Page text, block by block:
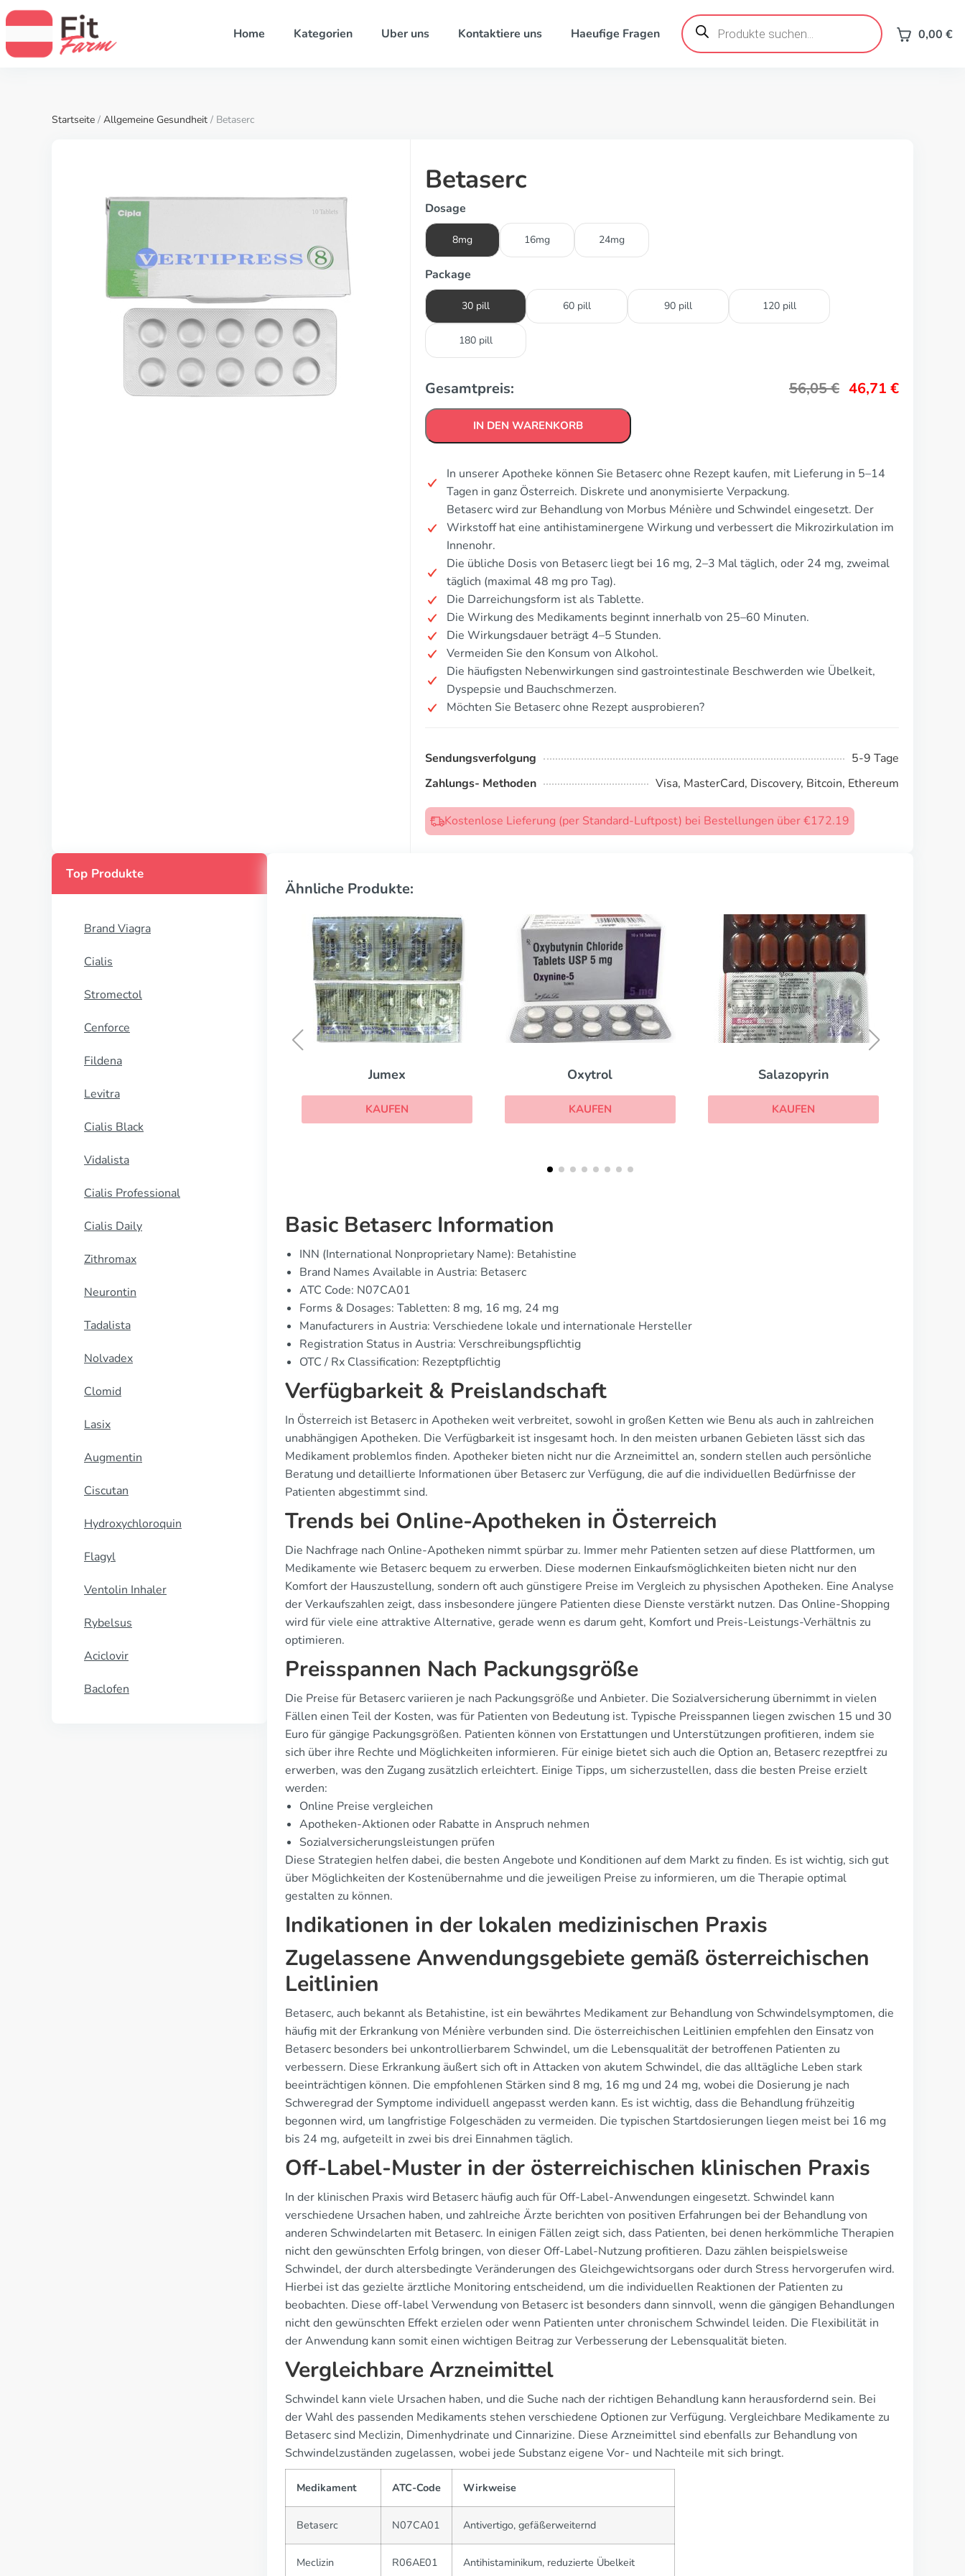
Home Kategorien Uber uns Kontaktiere uns Haeufige Fragen
Products
search 0,00 €
Startseite / Allgemeine Gesundheit / Betaserc
Betaserc
Dosage
8mg 16mg 24mg
Package
30 pill 60 pill 90 pill 120 pill
180 pill
Gesamtpreis: 56,05€ 46,71 €
IN DEN WARENKORB
In unserer Apotheke können Sie Betaserc ohne Rezept kaufen, mit Lieferung in 5–14
Tagen in ganz Österreich. Diskrete und anonymisierte Verpackung.
Betaserc wird zur Behandlung von Morbus Ménière und Schwindel eingesetzt. Der
Wirkstoff hat eine antihistaminergene Wirkung und verbessert die Mikrozirkulation im
Innenohr.
Die übliche Dosis von Betaserc liegt bei 16 mg, 2–3 Mal täglich, oder 24 mg, zweimal
täglich (maximal 48 mg pro Tag).
Die Darreichungsform ist als Tablette.
Die Wirkung des Medikaments beginnt innerhalb von 25–60 Minuten.
Die Wirkungsdauer beträgt 4–5 Stunden.
Vermeiden Sie den Konsum von Alkohol.
Die häufigsten Nebenwirkungen sind gastrointestinale Beschwerden wie Übelkeit,
Dyspepsie und Bauchschmerzen.
Möchten Sie Betaserc ohne Rezept ausprobieren?
Sendungsverfolgung
5-9 Tage
Zahlungs- Methoden
Visa, MasterCard, Discovery, Bitcoin, Ethereum
Kostenlose Lieferung (per Standard-Luftpost) bei Bestellungen über €172.19
Top Produkte
Brand Viagra
Cialis
Stromectol
Cenforce
Fildena
Levitra
Cialis Black
Vidalista
Cialis Professional
Cialis Daily
Zithromax
Neurontin
Tadalista
Nolvadex
Clomid
Lasix
Augmentin
Ciscutan
Hydroxychloroquin
Flagyl
Ventolin Inhaler
Rybelsus
Aciclovir
Baclofen
Ähnliche Produkte:
Oxytrol
KAUFEN
Salazopyrin
KAUFEN
Aricept
KAUFEN
Basic Betaserc Information
INN (International Nonproprietary Name): Betahistine
Brand Names Available in Austria: Betaserc
ATC Code: N07CA01
Forms & Dosages: Tabletten: 8 mg, 16 mg, 24 mg
Manufacturers in Austria: Verschiedene lokale und internationale Hersteller
Registration Status in Austria: Verschreibungspflichtig
OTC / Rx Classification: Rezeptpflichtig
Verfügbarkeit & Preislandschaft
In Österreich ist Betaserc in Apotheken weit verbreitet, sowohl in großen Ketten wie Benu als auch in zahlreichen
unabhängigen Apotheken. Die Verfügbarkeit ist insgesamt hoch. In den meisten urbanen Gebieten lässt sich das
Medikament problemlos finden. Apotheker bieten nicht nur die Arzneimittel an, sondern stellen auch persönliche
Beratung und detaillierte Informationen über Betaserc zur Verfügung, die auf die individuellen Bedürfnisse der
Patienten abgestimmt sind.
Trends bei Online-Apotheken in Österreich
Die Nachfrage nach Online-Apotheken nimmt spürbar zu. Immer mehr Patienten setzen auf diese Plattformen, um
Medikamente wie Betaserc bequem zu erwerben. Diese modernen Einkaufsmöglichkeiten bieten nicht nur den
Komfort der Hauszustellung, sondern oft auch günstigere Preise im Vergleich zu physischen Apotheken. Eine Analyse
der Verkaufszahlen zeigt, dass insbesondere jüngere Patienten diese Dienste verstärkt nutzen. Das Online-Shopping
wird für viele eine attraktive Alternative, gerade wenn es darum geht, Komfort und Preis-Leistungs-Verhältnis zu
optimieren.
Preisspannen Nach Packungsgröße
Die Preise für Betaserc variieren je nach Packungsgröße und Anbieter. Die Sozialversicherung übernimmt in vielen
Fällen einen Teil der Kosten, was für Patienten von Bedeutung ist. Typische Preisspannen liegen zwischen 15 und 30
Euro für gängige Packungsgrößen. Patienten können von Erstattungen und Unterstützungen profitieren, indem sie
sich über ihre Rechte und Möglichkeiten informieren. Für einige bietet sich auch die Option an, Betaserc rezeptfrei zu
erwerben, was den Zugang zusätzlich erleichtert. Einige Tipps, um sicherzustellen, dass die besten Preise erzielt
werden:
Online Preise vergleichen
Apotheken-Aktionen oder Rabatte in Anspruch nehmen
Sozialversicherungsleistungen prüfen
Diese Strategien helfen dabei, die besten Angebote und Konditionen auf dem Markt zu finden. Es ist wichtig, sich gut
über Möglichkeiten der Kostenübernahme und die jeweiligen Preise zu informieren, um die Therapie optimal
gestalten zu können.
Indikationen in der lokalen medizinischen Praxis
Zugelassene Anwendungsgebiete gemäß österreichischen
Leitlinien
Betaserc, auch bekannt als Betahistine, ist ein bewährtes Medikament zur Behandlung von Schwindelsymptomen, die
häufig mit der Erkrankung von Ménière verbunden sind. Die österreichischen Leitlinien empfehlen den Einsatz von
Betaserc besonders bei unkontrollierbarem Schwindel, um die Lebensqualität der betroffenen Patienten zu
verbessern. Diese Erkrankung äußert sich oft in Attacken von akutem Schwindel, die das alltägliche Leben stark
beeinträchtigen können. Die empfohlenen Stärken sind 8 mg, 16 mg und 24 mg, wobei die Dosierung je nach
Schweregrad der Symptome individuell angepasst werden kann. Es ist wichtig, dass die Behandlung frühzeitig
begonnen wird, um langfristige Folgeschäden zu vermeiden. Die typischen Startdosierungen liegen meist bei 16 mg
bis 24 mg, aufgeteilt in zwei bis drei Einnahmen täglich.
Off-Label-Muster in der österreichischen klinischen Praxis
In der klinischen Praxis wird Betaserc häufig auch für Off-Label-Anwendungen eingesetzt. Schwindel kann
verschiedene Ursachen haben, und zahlreiche Ärzte berichten von positiven Erfahrungen bei der Behandlung von
anderen Schwindelarten mit Betaserc. In einigen Fällen zeigt sich, dass Patienten, bei denen herkömmliche Therapien
nicht den gewünschten Erfolg bringen, von dieser Off-Label-Nutzung profitieren. Dazu zählen beispielsweise
Schwindel, der durch altersbedingte Veränderungen des Gleichgewichtsorgans oder durch Stress hervorgerufen wird.
Hierbei ist das gezielte ärztliche Monitoring entscheidend, um die individuellen Reaktionen der Patienten zu
beobachten. Diese off-label Verwendung von Betaserc ist besonders dann sinnvoll, wenn die gängigen Behandlungen
nicht den gewünschten Effekt erzielen oder wenn Patienten unter chronischem Schwindel leiden. Die Flexibilität in
der Anwendung kann somit einen wichtigen Beitrag zur Verbesserung der Lebensqualität bieten.
Vergleichbare Arzneimittel
Schwindel kann viele Ursachen haben, und die Suche nach der richtigen Behandlung kann herausfordernd sein. Bei
der Wahl des passenden Medikaments stehen verschiedene Optionen zur Verfügung. Vergleichbare Medikamente zu
Betaserc sind Meclizin, Dimenhydrinate und Cinnarizine. Diese Arzneimittel sind ebenfalls zur Behandlung von
Schwindelzuständen zugelassen, wobei jede Substanz eigene Vor- und Nachteile mit sich bringt.
Medikament ATC-Code Wirkweise
Betaserc N07CA01 Antivertigo, gefäßerweiternd
Meclizin R06AE01 Antihistaminikum, reduzierte Übelkeit